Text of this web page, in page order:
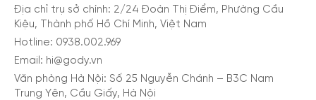
Địa chỉ trụ sở chính: 2/24 Đoàn Thị Điểm, Phường Cầu
Kiệu, Thành phố Hồ Chí Minh, Việt Nam
Hotline: 0938.002.969
Email: hi@gody.vn
Văn phòng Hà Nội: Số 25 Nguyễn Chánh – B3C Nam
Trung Yên, Cầu Giấy, Hà Nội